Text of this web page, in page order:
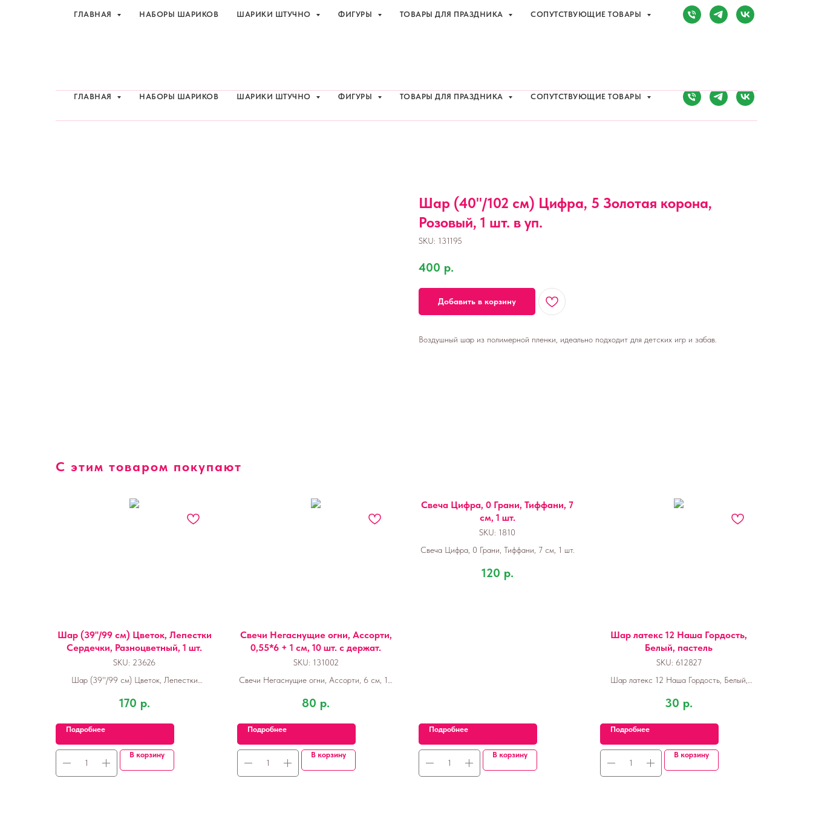
Сочи, Адлер,ул. Мира, д. 14
ГЛАВНАЯ НАБОРЫ ШАРИКОВ ШАРИКИ ШТУЧНО ФИГУРЫ ТОВАРЫ ДЛЯ ПРАЗДНИКА СОПУТСТВУЮЩИЕ ТОВАРЫ
ГЛАВНАЯ НАБОРЫ ШАРИКОВ ШАРИКИ ШТУЧНО ФИГУРЫ ТОВАРЫ ДЛЯ ПРАЗДНИКА СОПУТСТВУЮЩИЕ ТОВАРЫ
Шар (40''/102 см) Цифра, 5 Золотая корона,
Розовый, 1 шт. в уп.
SKU: 131195
400 р.
Добавить в корзину
Воздушный шар из полимерной пленки, идеально подходит для детских игр и забав.
С этим товаром покупают
Шар (39''/99 см) Цветок, Лепестки
Сердечки, Разноцветный, 1 шт.
SKU: 23626
Шар (39''/99 см) Цветок, Лепестки
170 р.
Подробнее
В корзину
Свечи Негаснущие огни, Ассорти,
0,55*6 + 1 см, 10 шт. с держат.
SKU: 131002
Свечи Негаснущие огни, Ассорти, 6 см, 10
80 р.
Подробнее
В корзину
Свеча Цифра, 0 Грани, Тиффани, 7
см, 1 шт.
SKU: 1810
Свеча Цифра, 0 Грани, Тиффани, 7 см, 1 шт.
120 р.
Подробнее
В корзину
Шар латекс 12 Наша Гордость,
Белый, пастель
SKU: 612827
Шар латекс 12 Наша Гордость, Белый,
30 р.
Подробнее
В корзину